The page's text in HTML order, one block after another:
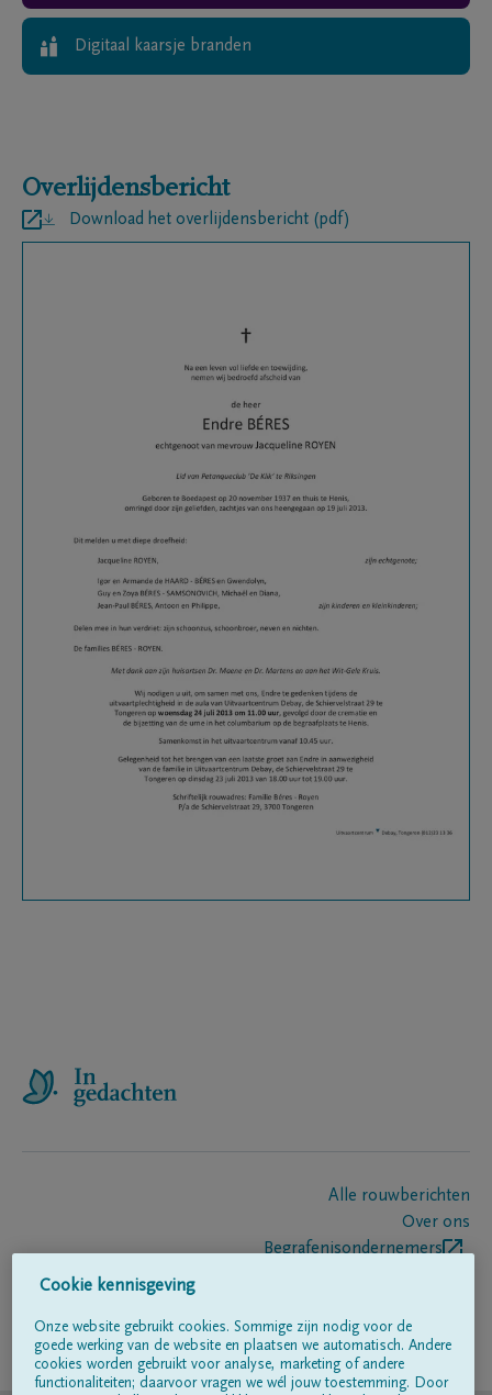
Digitaal kaarsje branden
Overlijdensbericht
Download het overlijdensbericht (pdf)
Alle rouwberichten
Over ons
Begrafenisondernemers
Volg ons op
Cookie kennisgeving
Onze website gebruikt cookies. Sommige zijn nodig voor de
goede werking van de website en plaatsen we automatisch. Andere
cookies worden gebruikt voor analyse, marketing of andere
functionaliteiten; daarvoor vragen we wél jouw toestemming. Door